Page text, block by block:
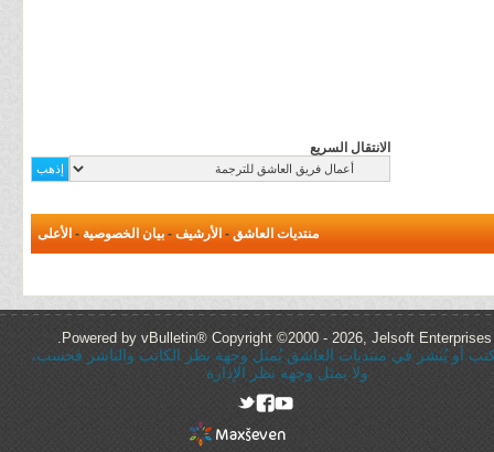
الانتقال السريع
منتديات العاشق - الأرشيف - بيان الخصوصية - الأعلى
Powered by vBulletin® Copyright ©2000 - 2026, Jelsoft Enterprises
أو يُنشر في منتديات العاشق يُمثل وجهة نظر الكاتب والناشر فحسب،
ولا يمثل وجهه نظر الإدارة